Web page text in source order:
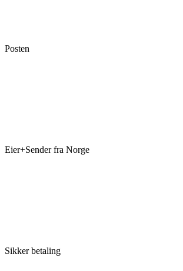
Posten
Eier+Sender fra Norge
Sikker betaling